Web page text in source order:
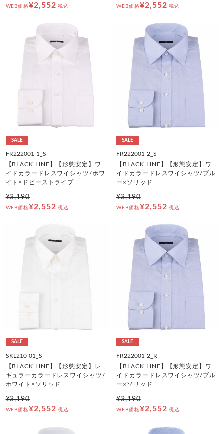
WEB価格¥2,552 税込 WEB価格¥2,552 税込
SALE
FR222001-1_S
【BLACK LINE】【形態安定】ワ
イドカラードレスワイシャツ/ホワ
イト×ドビーストライプ
¥3,190
WEB価格¥2,552 税込
SALE
FR222001-2_S
【BLACK LINE】【形態安定】ワ
イドカラードレスワイシャツ/ブル
ー×ソリッド
¥3,190
WEB価格¥2,552 税込
SALE
SKL210-01_S
【BLACK LINE】【形態安定】レ
ギュラーカラードレスワイシャツ/
ホワイト×ソリッド
¥3,190
WEB価格¥2,552 税込
SALE
FR222001-2_R
【BLACK LINE】【形態安定】ワ
イドカラードレスワイシャツ/ブル
ー×ソリッド
¥3,190
WEB価格¥2,552 税込